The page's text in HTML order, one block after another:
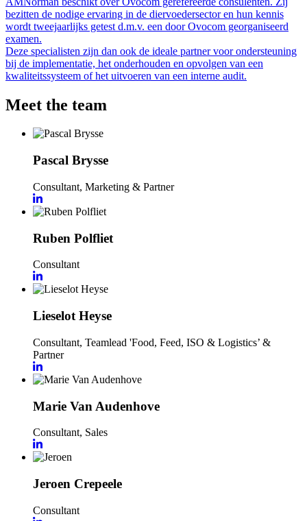
bezitten de nodige ervaring in de diervoedersector en hun kennis
wordt tweejaarlijks getest d.m.v. een door Ovocom georganiseerd
examen.
Deze specialisten zijn dan ook de ideale partner voor ondersteuning
bij de implementatie, het onderhouden en opvolgen van een
kwaliteitssysteem of het uitvoeren van een interne audit.
Meet the team
Pascal Brysse
Consultant, Marketing & Partner
Ruben Polfliet
Consultant
Lieselot Heyse
Consultant, Teamlead 'Food, Feed, ISO & Logistics’ &
Partner
Marie Van Audenhove
Consultant, Sales
Jeroen Crepeele
Consultant